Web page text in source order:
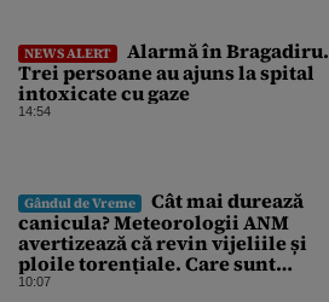
NEWS ALERT
Alarmă în Bragadiru.
Trei persoane au ajuns la spital
intoxicate cu gaze
14:54
Gândul de Vreme
Cât mai durează
canicula? Meteorologii ANM
avertizează că revin vijeliile și
ploile torențiale. Care sunt
zonele vizate, începând chiar de
10:07